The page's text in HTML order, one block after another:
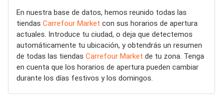
En nuestra base de datos, hemos reunido todas las
tiendas Carrefour Market con sus horarios de apertura
actuales. Introduce tu ciudad, o deja que detectemos
automáticamente tu ubicación, y obtendrás un resumen
de todas las tiendas Carrefour Market de tu zona. Tenga
en cuenta que los horarios de apertura pueden cambiar
durante los días festivos y los domingos.